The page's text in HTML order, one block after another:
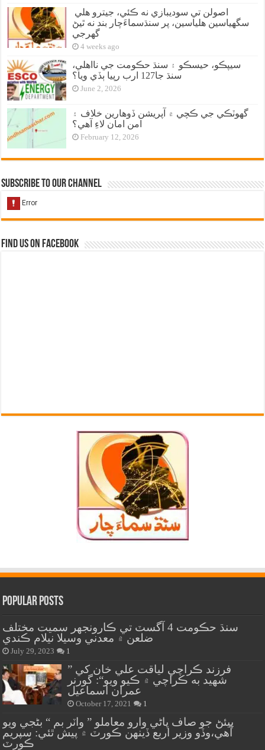
سگهياسين هلياسين، پر سنڌسماءَچار بند نه ٿيڻ
گهرجي
4 weeks ago
سيپڪو، حيسڪو ۽ سنڌ حڪومت جي نااهلي،
سنڌ جا127 ارب رپيا ٻڏي ويا؟
June 2, 2026
گهوٽڪي جي ڪچي ۾ آپريشن ڏوهارين خلاف ۽
امن امان لاءِ آهي؟
February 12, 2026
Subscribe to our Channel
Find us on Facebook
Popular Posts
سنڌ حڪومت 4 آگسٽ تي ڪارونجهر سميت مختلف
ضلعن ۾ معدني وسيلا نيلام ڪندي
July 29, 2023 1
” فرزند ڪراچي لياقت علي خان کي
شهيد به ڪراچي ۾ ڪيو ويو“: گورنر
عمران اسماعيل
October 17, 2021 1
پيئڻ جو صاف پاڻي وارو معاملو ” واٽر بم “ بڻجي ويو
آهي،وڏو وزير اربع ڏينهن ڪورٽ ۾ پيش ٿئي: سپريم
ڪورٽ